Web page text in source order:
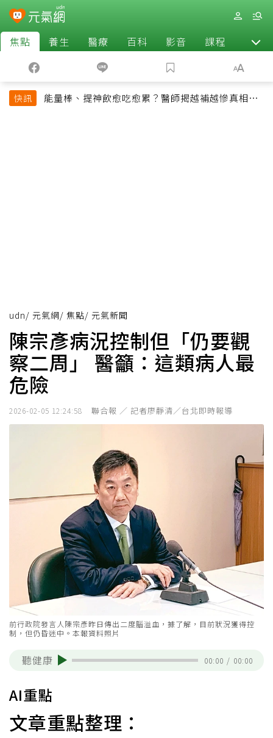
焦點 養生 醫療 百科 影音 課程 退休
快訊
能量棒、提神飲愈吃愈累？醫師揭越補越慘真相：
udn/ 元氣網/ 焦點/ 元氣新聞
陳宗彥病況控制但「仍要觀
察二周」 醫籲：這類病人最
危險
2026-02-05 12:24:58 聯合報 ／ 記者廖靜清／台北即時報導
前行政院發言人陳宗彥昨日傳出二度腦溢血，據了解，目前狀況獲得控
制，但仍昏迷中。本報資料照片
聽健康 00:00 / 00:00
AI重點
文章重點整理：